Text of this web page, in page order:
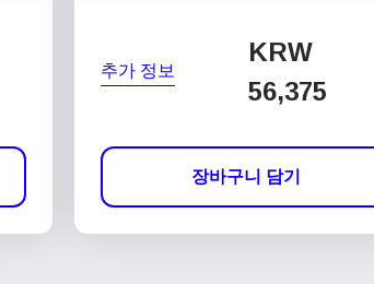
추가 정보
KRW
56,375
장바구니 담기